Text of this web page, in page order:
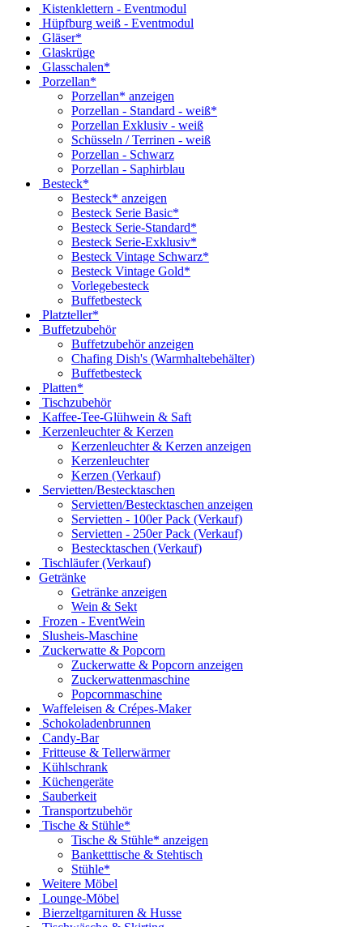
Kistenklettern - Eventmodul
Hüpfburg weiß - Eventmodul
Gläser*
Glaskrüge
Glasschalen*
Porzellan*
Porzellan* anzeigen
Porzellan - Standard - weiß*
Porzellan Exklusiv - weiß
Schüsseln / Terrinen - weiß
Porzellan - Schwarz
Porzellan - Saphirblau
Besteck*
Besteck* anzeigen
Besteck Serie Basic*
Besteck Serie-Standard*
Besteck Serie-Exklusiv*
Besteck Vintage Schwarz*
Besteck Vintage Gold*
Vorlegebesteck
Buffetbesteck
Platzteller*
Buffetzubehör
Buffetzubehör anzeigen
Chafing Dish's (Warmhaltebehälter)
Buffetbesteck
Platten*
Tischzubehör
Kaffee-Tee-Glühwein & Saft
Kerzenleuchter & Kerzen
Kerzenleuchter & Kerzen anzeigen
Kerzenleuchter
Kerzen (Verkauf)
Servietten/Bestecktaschen
Servietten/Bestecktaschen anzeigen
Servietten - 100er Pack (Verkauf)
Servietten - 250er Pack (Verkauf)
Bestecktaschen (Verkauf)
Tischläufer (Verkauf)
Getränke
Getränke anzeigen
Wein & Sekt
Frozen - EventWein
Slusheis-Maschine
Zuckerwatte & Popcorn
Zuckerwatte & Popcorn anzeigen
Zuckerwattenmaschine
Popcornmaschine
Waffeleisen & Crépes-Maker
Schokoladenbrunnen
Candy-Bar
Fritteuse & Tellerwärmer
Kühlschrank
Küchengeräte
Sauberkeit
Transportzubehör
Tische & Stühle*
Tische & Stühle* anzeigen
Banketttische & Stehtisch
Stühle*
Weitere Möbel
Lounge-Möbel
Bierzeltgarnituren & Husse